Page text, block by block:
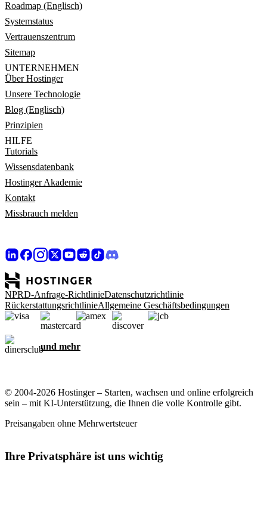
Roadmap (Englisch)
Systemstatus
Vertrauenszentrum
Sitemap
UNTERNEHMEN
Über Hostinger
Unsere Technologie
Blog (Englisch)
Prinzipien
HILFE
Tutorials
Wissensdatenbank
Hostinger Akademie
Kontakt
Missbrauch melden
NPRD-Anfrage-RichtlinieDatenschutzrichtlinie
RückerstattungsrichtlinieAllgemeine Geschäftsbedingungen
und mehr
© 2004-2026 Hostinger – Starten, wachsen und online erfolgreich
sein – mit KI-Unterstützung, die Ihnen die volle Kontrolle gibt.
Preisangaben ohne Mehrwertsteuer
Ihre Privatsphäre ist uns wichtig